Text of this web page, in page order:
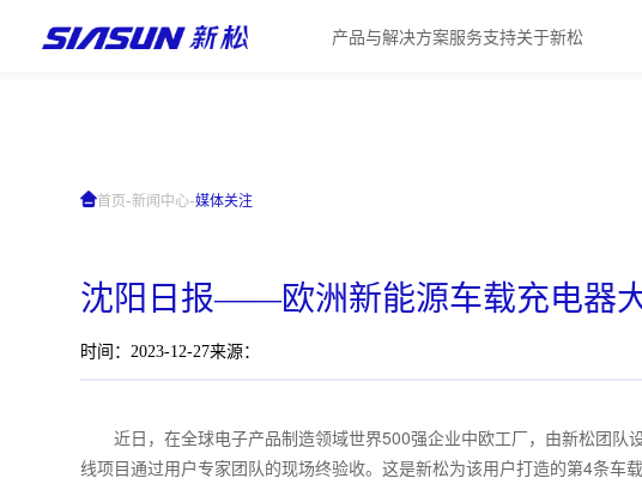
产品与解决方案服务支持关于新松
首页-新闻中心-媒体关注
沈阳日报——欧洲新能源车载充电器
时间：2023-12-27来源：
近日，在全球电子产品制造领域世界500强企业中欧工厂，由新松团队
线项目通过用户专家团队的现场终验收。这是新松为该用户打造的第4条车